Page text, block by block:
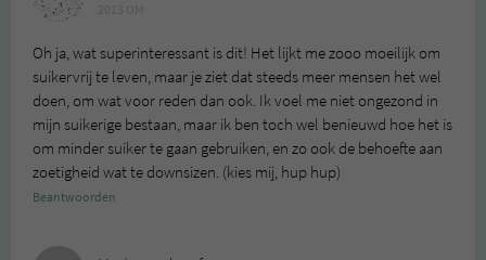
Oh ja, wat superinteressant is dit! Het lijkt me zooo moeilijk om
suikervrij te leven, maar je ziet dat steeds meer mensen het wel
doen, om wat voor reden dan ook. Ik voel me niet ongezond in
mijn suikerige bestaan, maar ik ben toch wel benieuwd hoe het is
om minder suiker te gaan gebruiken, en zo ook de behoefte aan
zoetigheid wat te downsizen. (kies mij, hup hup)
Beantwoorden